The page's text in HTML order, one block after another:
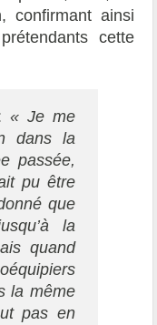
confirmant ainsi
cette
« Je me
dans la
passée,
pu être
que
la
quand
la même
pas en